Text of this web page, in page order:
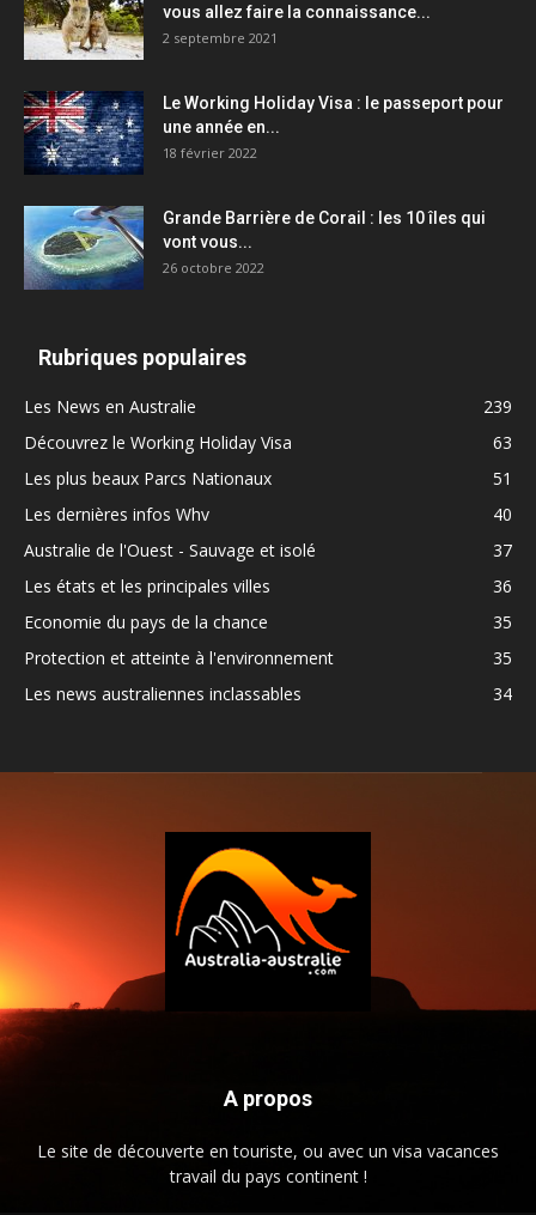
vous allez faire la connaissance...
2 septembre 2021
Le Working Holiday Visa : le passeport pour
une année en...
18 février 2022
Grande Barrière de Corail : les 10 îles qui
vont vous...
26 octobre 2022
Rubriques populaires
Les News en Australie
239
Découvrez le Working Holiday Visa
63
Les plus beaux Parcs Nationaux
51
Les dernières infos Whv
40
Australie de l'Ouest - Sauvage et isolé
37
Les états et les principales villes
36
Economie du pays de la chance
35
Protection et atteinte à l'environnement
35
Les news australiennes inclassables
34
A propos
Le site de découverte en touriste, ou avec un visa vacances
travail du pays continent !